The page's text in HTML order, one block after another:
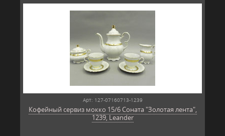
Арт: 127-07160713-1239
Кофейный сервиз мокко 15/6 Соната "Золотая лента",
1239, Leander